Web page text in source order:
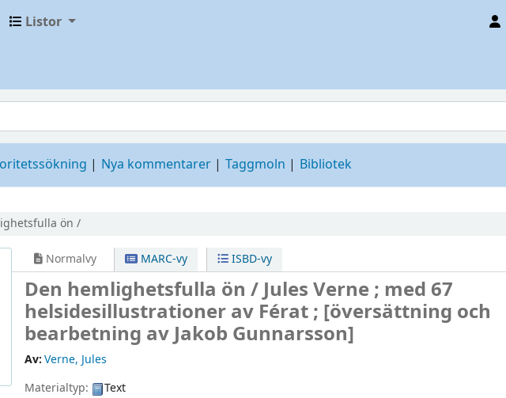
Listor
Nya kommentarer Taggmoln Bibliotek
ön /
Normalvy MARC-vy ISBD-vy
Den hemlighetsfulla ön /Jules Verne ; med 67
helsidesillustrationer av Férat ; [översättning och
bearbetning av Jakob Gunnarsson]
Av:Verne, Jules
Materialtyp:
Text